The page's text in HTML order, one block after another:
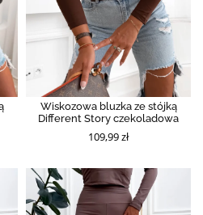
Wiskozowa bluzka ze stójką
Different Story czekoladowa
109,99 zł